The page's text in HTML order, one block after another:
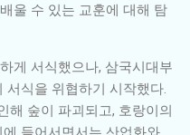
울 수 있는 교훈에 대해 탐
게 서식했으나, 삼국시대부
식을 위협하기 시작했다.
해 숲이 파괴되고, 호랑이의